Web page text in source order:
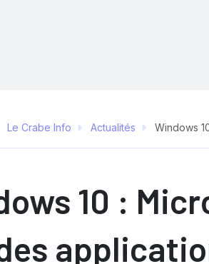
Le Crabe Info Actualités Windows
10 :